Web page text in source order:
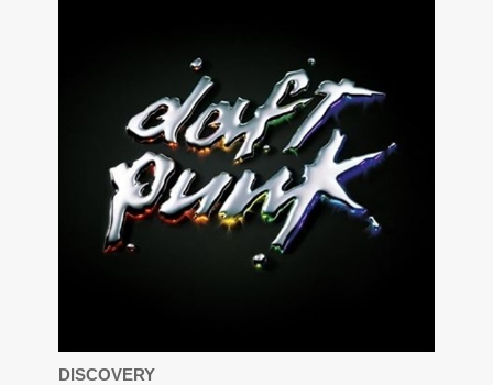
DISCOVERY